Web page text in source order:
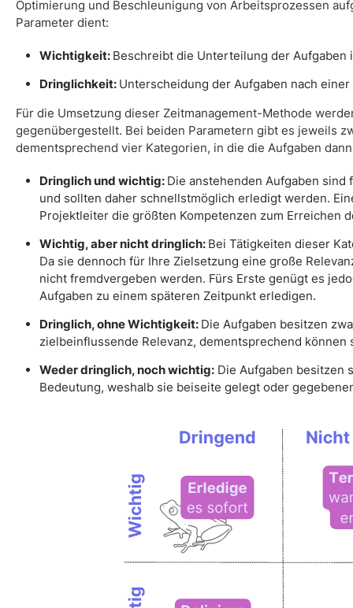
Optimierung und Beschleunigung von Arbeitsprozessen
Parameter dient:
Wichtigkeit: Beschreibt die Unterteilung der
Dringlichkeit: Unterscheidung der Aufgaben nach
Für die Umsetzung dieser Zeitmanagement-Methode
gegenübergestellt. Bei beiden Parametern gibt es jeweils
dementsprechend vier Kategorien, in die die Aufgaben
Dringlich und wichtig: Die anstehenden Aufgaben
und sollten daher schnellstmöglich erledigt werden.
Projektleiter die größten Kompetenzen zum Erreichen
Wichtig, aber nicht dringlich: Bei Tätigkeiten dieser
Da sie dennoch für Ihre Zielsetzung eine große
nicht fremdvergeben werden. Fürs Erste genügt es
Aufgaben zu einem späteren Zeitpunkt erledigen.
Dringlich, ohne Wichtigkeit: Die Aufgaben besitzen
zielbeinflussende Relevanz, dementsprechend
Weder dringlich, noch wichtig: Die Aufgaben besitzen
Bedeutung, weshalb sie beiseite gelegt oder